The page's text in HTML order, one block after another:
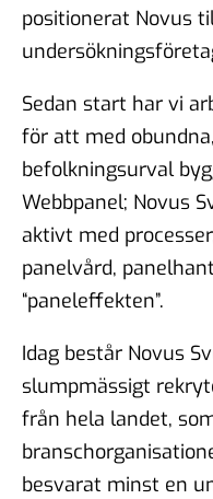
positionerat Novus
Sedan start har vi
för att med
befolkningsurval
Webbpanel; Novus
aktivt med
panelvård,
“paneleffekten”.
Idag består Novus
slumpmässigt
från hela landet,
besvarat minst en